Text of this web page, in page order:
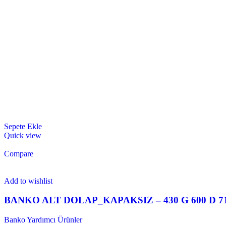
Sepete Ekle
Quick view
Compare
Add to wishlist
BANKO ALT DOLAP_KAPAKSIZ – 430 G 600 D
Banko Yardımcı Ürünler